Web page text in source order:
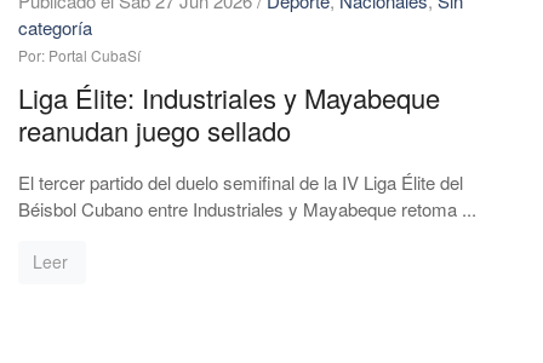
categoría
Por: Portal CubaSí
Liga Élite: Industriales y Mayabeque
reanudan juego sellado
El tercer partido del duelo semifinal de la IV Liga Élite del
Béisbol Cubano entre Industriales y Mayabeque retoma ...
Leer